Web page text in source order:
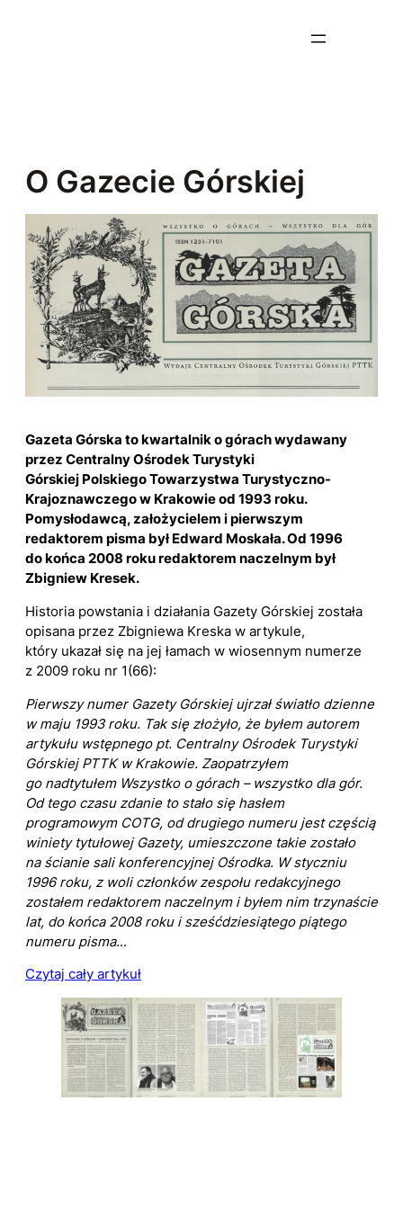
O Gazecie Górskiej
Gazeta Górska to kwartalnik o górach wydawany
przez Centralny Ośrodek Turystyki
Górskiej Polskiego Towarzystwa Turystyczno-
Krajoznawczego w Krakowie od 1993 roku.
Pomysłodawcą, założycielem i pierwszym
redaktorem pisma był Edward Moskała. Od 1996
do końca 2008 roku redaktorem naczelnym był
Zbigniew Kresek.
Historia powstania i działania Gazety Górskiej została
opisana przez Zbigniewa Kreska w artykule,
który ukazał się na jej łamach w wiosennym numerze
z 2009 roku nr 1(66):
Pierwszy numer Gazety Górskiej ujrzał światło dzienne
w maju 1993 roku. Tak się złożyło, że byłem autorem
artykułu wstępnego pt. Centralny Ośrodek Turystyki
Górskiej PTTK w Krakowie. Zaopatrzyłem
go nadtytułem Wszystko o górach – wszystko dla gór.
Od tego czasu zdanie to stało się hasłem
programowym COTG, od drugiego numeru jest częścią
winiety tytułowej Gazety, umieszczone takie zostało
na ścianie sali konferencyjnej Ośrodka. W styczniu
1996 roku, z woli członków zespołu redakcyjnego
zostałem redaktorem naczelnym i byłem nim trzynaście
lat, do końca 2008 roku i sześćdziesiątego piątego
numeru pisma...
Czytaj cały artykuł